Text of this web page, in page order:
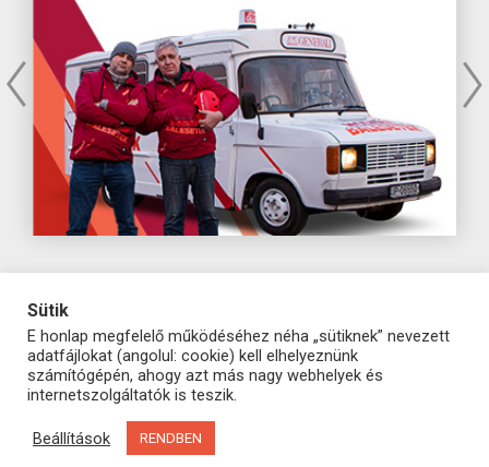
© GENERALI BIZTOSÍTÓ ZRT.
A GENERALI CSOPORT TAGJA
Sütik
E honlap megfelelő működéséhez néha „sütiknek” nevezett
adatfájlokat (angolul: cookie) kell elhelyeznünk
számítógépén, ahogy azt más nagy webhelyek és
internetszolgáltatók is teszik.
Beállítások RENDBEN